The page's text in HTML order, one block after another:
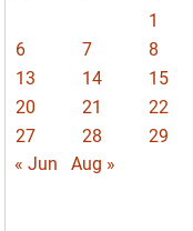
1
6
7 8
13
14 15
20
21 22
27
28 29
« Jun
Aug »